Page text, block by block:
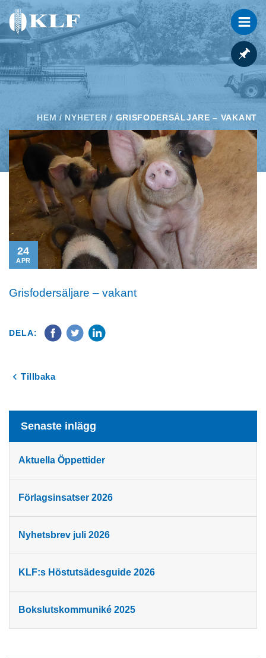
HEM / NYHETER /GRISFODERSÄLJARE – VAKANT
24
APR
Grisfodersäljare – vakant
DELA:
Tillbaka
Senaste inlägg
Aktuella Öppettider
Förlagsinsatser 2026
Nyhetsbrev juli 2026
KLF:s Höstutsädesguide 2026
Bokslutskommuniké 2025